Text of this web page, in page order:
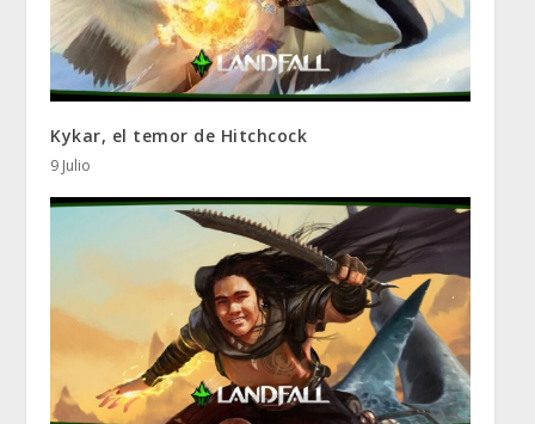
Kykar, el temor de Hitchcock
9 Julio